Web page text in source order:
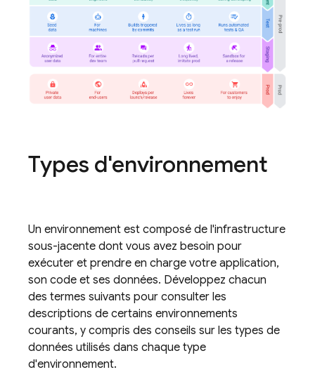
Types d'environnement
Un environnement est composé de l'infrastructure
sous-jacente dont vous avez besoin pour
exécuter et prendre en charge votre application,
son code et ses données. Développez chacun
des termes suivants pour consulter les
descriptions de certains environnements
courants, y compris des conseils sur les types de
données utilisés dans chaque type
d'environnement.